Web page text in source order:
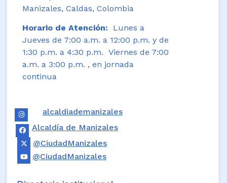
Manizales, Caldas, Colombia
Horario de Atención: Lunes a
Jueves de 7:00 a.m. a 12:00 p.m. y de
1:30 p.m. a 4:30 p.m. Viernes de 7:00
a.m. a 3:00 p.m. , en jornada
continua
alcaldiademanizales
Alcaldía de Manizales
@CiudadManizales
@CiudadManizales